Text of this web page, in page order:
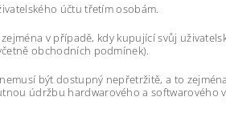
účtu třetím osobám.
v případě, kdy kupující svůj
obchodních podmínek).
být dostupný nepřetržitě, a to
údržbu hardwarového a softwarového